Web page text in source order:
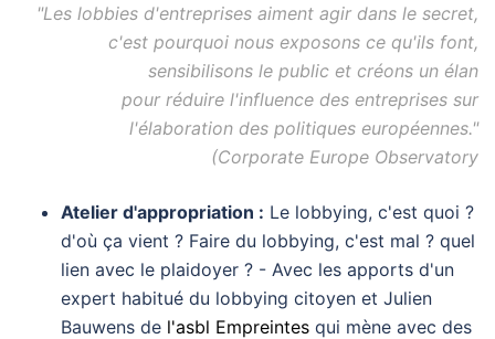
"Les lobbies d'entreprises aiment agir dans le secret,
c'est pourquoi nous exposons ce qu'ils font,
sensibilisons le public et créons un élan
pour réduire l'influence des entreprises sur
l'élaboration des politiques européennes."
(Corporate Europe Observatory
Atelier d'appropriation : Le lobbying, c'est quoi ?
d'où ça vient ? Faire du lobbying, c'est mal ? quel
lien avec le plaidoyer ? - Avec les apports d'un
expert habitué du lobbying citoyen et Julien
Bauwens de l'asbl Empreintes qui mène avec des